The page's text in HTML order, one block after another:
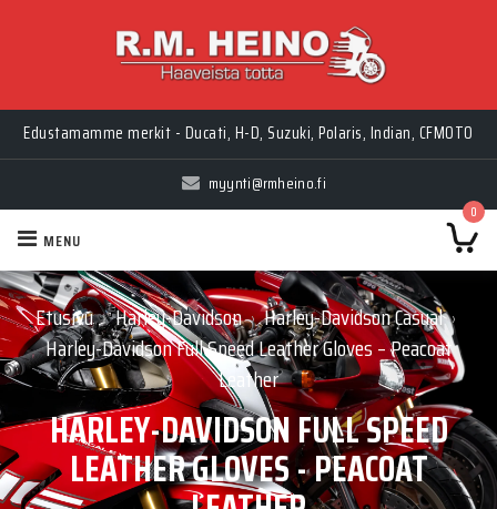
Myynti Ma-Pe 10-18, La 10-14, Huolto Ma-Pe 9-17
Edustamamme merkit - Ducati, H-D, Suzuki, Polaris, Indian, CFMOTO
myynti@rmheino.fi
0
MENU
Etusivu › Harley-Davidson › Harley-Davidson Casual ›
Harley-Davidson Full Speed Leather Gloves – Peacoat
Leather
HARLEY-DAVIDSON FULL SPEED
LEATHER GLOVES - PEACOAT